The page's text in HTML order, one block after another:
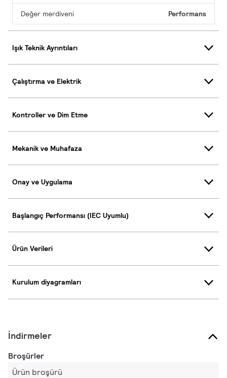
Değer merdiveni Performans
Işık Teknik Ayrıntıları
Çalıştırma ve Elektrik
Kontroller ve Dim Etme
Mekanik ve Muhafaza
Onay ve Uygulama
Başlangıç Performansı (IEC Uyumlu)
Ürün Verileri
Kurulum diyagramları
İndirmeler
Broşürler
Ürün broşürü